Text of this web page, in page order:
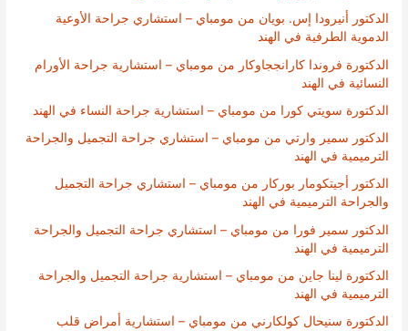
الدكتور أنيرودا إس. بويان من مومباي – استشاري جراحة الأوعية
الدموية الطرفية في الهند
الدكتورة فروندا كارانججاوكار من مومباي – استشارية جراحة الأورام
النسائية في الهند
الدكتورة سويتي كورا من مومباي – استشارية جراحة النساء في الهند
الدكتور سمير وارتي من مومباي – استشاري جراحة التجميل والجراحة
الترميمية في الهند
الدكتور أجيتكومار بوركار من مومباي – استشاري جراحة التجميل
والجراحة الترميمية في الهند
الدكتور سمير فورا من مومباي – استشاري جراحة التجميل والجراحة
الترميمية في الهند
الدكتورة لينا جاين من مومباي – استشارية جراحة التجميل والجراحة
الترميمية في الهند
الدكتورة سنيحال كولكارني من مومباي – استشارية أمراض قلب